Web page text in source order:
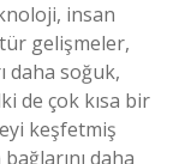
insan
gelişmeler,
daha soğuk,
de çok kısa bir
keşfetmiş
daha